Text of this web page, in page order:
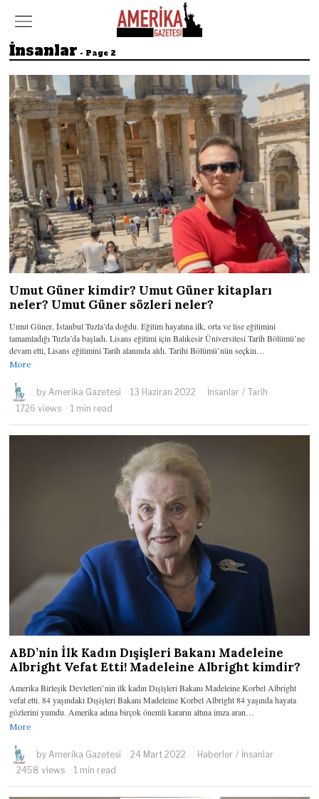
İnsanlar - Page 2
Umut Güner kimdir? Umut Güner kitapları
neler? Umut Güner sözleri neler?
Umut Güner, İstanbul Tuzla’da doğdu. Eğitim hayatına ilk, orta ve lise eğitimini
tamamladığı Tuzla’da başladı. Lisans eğitimi için Balıkesir Üniversitesi Tarih Bölümü’ne
devam etti, Lisans eğitimini Tarih alanında aldı. Tarihi Bölümü’nün seçkin…
More
by Amerika Gazetesi 13 Haziran 2022 İnsanlar / Tarih
1726 views
1 min read
ABD’nin İlk Kadın Dışişleri Bakanı Madeleine
Albright Vefat Etti! Madeleine Albright kimdir?
Amerika Birleşik Devletleri’nin ilk kadın Dışişleri Bakanı Madeleine Korbel Albright
vefat etti. 84 yaşındaki Dışişleri Bakanı Madeleine Korbel Albright 84 yaşında hayata
gözlerini yumdu. Amerika adına birçok önemli kararın altına imza aran…
More
by Amerika Gazetesi 24 Mart 2022 Haberler / İnsanlar
2458 views
1 min read